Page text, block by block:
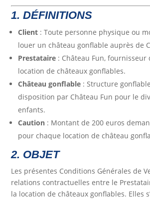
1. DÉFINITIONS
Client : Toute personne physique ou
louer un château gonflable auprès de
Prestataire : Château Fun, fournisseur
location de châteaux gonflables.
Château gonflable : Structure
disposition par Château Fun pour le
enfants.
Caution : Montant de 200 euros
pour chaque location de château
2. OBJET
Les présentes Conditions Générales de
relations contractuelles entre le
la location de châteaux gonflables. Elles